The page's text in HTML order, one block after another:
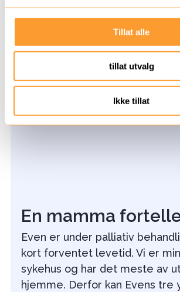
Tillat alle
tillat utvalg
Ikke tillat
En mamma
Even er under palliativ
kort forventet levetid. Vi er
sykehus og har det meste av
hjemme. Derfor kan Evens tre